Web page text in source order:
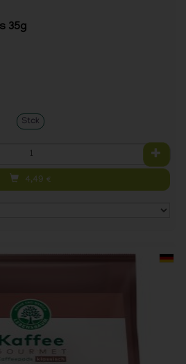
35g
Stck
4,49 €